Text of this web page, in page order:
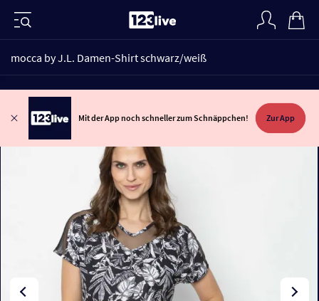
mocca by J.L. Damen-Shirt schwarz/weiß
Mit der App noch schneller zum Schnäppchen! Zur App